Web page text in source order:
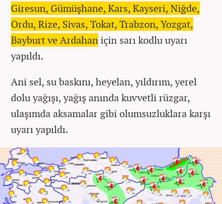
Giresun, Gümüşhane, Kars, Kayseri, Niğde,
Ordu, Rize, Sivas, Tokat, Trabzon, Yozgat,
Bayburt ve Ardahaniçin sarı kodlu uyarı
yapıldı.
Ani sel, su baskını, heyelan, yıldırım, yerel
dolu yağışı, yağış anında kuvvetli rüzgar,
ulaşımda aksamalar gibi olumsuzluklara karşı
uyarı yapıldı.